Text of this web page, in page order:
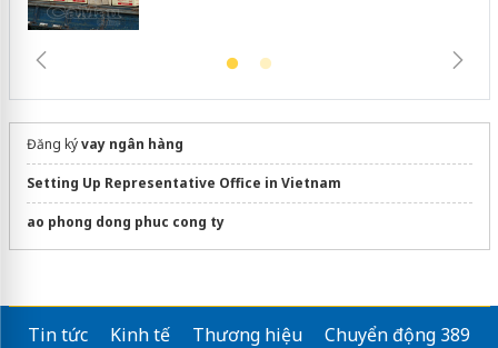
Đăng kývay ngân hàng
Setting Up Representative Office in Vietnam
ao phong dong phuc cong ty
Tin tức Kinh tế Thương hiệu
Chuyển động 389